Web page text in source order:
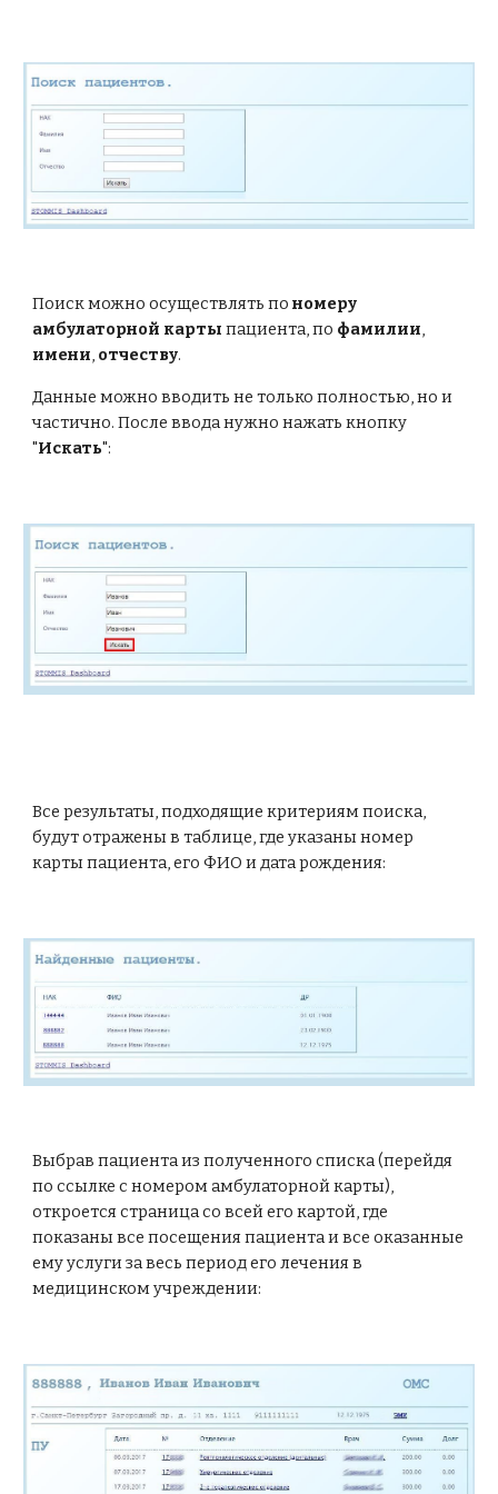
Поиск можно осуществлять по номеру
амбулаторной карты пациента, по фамилии
имени, отчеству.
Данные можно вводить не только полностью, но и
частично. После ввода нужно нажать кнопку
"Искать":
Все результаты, подходящие критериям поиска,
будут отражены в таблице, где указаны номер
карты пациента, его ФИО и дата рождения:
Выбрав пациента из полученного списка (перейдя
по ссылке с номером амбулаторной карты),
откроется страница со всей его картой, где
показаны все посещения пациента и все оказанные
ему услуги за весь период его лечения в
медицинском учреждении: